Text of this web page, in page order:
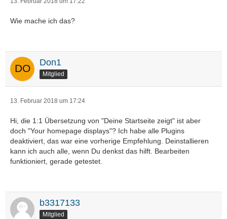
Wie mache ich das?
Don1
Mitglied
13. Februar 2018 um 17:24
Hi, die 1:1 Übersetzung von "Deine Startseite zeigt" ist aber
doch "Your homepage displays"? Ich habe alle Plugins
deaktiviert, das war eine vorherige Empfehlung. Deinstallieren
kann ich auch alle, wenn Du denkst das hilft. Bearbeiten
funktioniert, gerade getestet.
b3317133
Mitglied